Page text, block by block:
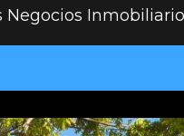
Negocios